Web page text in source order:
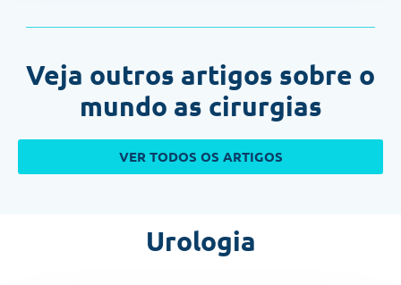
Veja outros artigos sobre o
mundo as cirurgias
VER TODOS OS ARTIGOS
Urologia